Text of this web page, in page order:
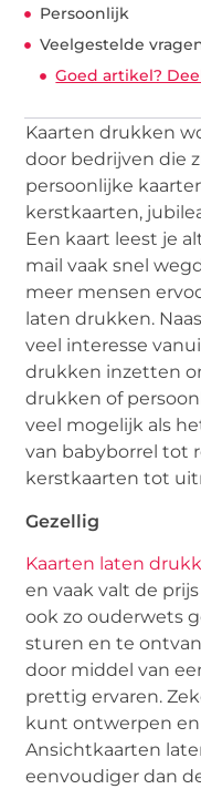
Persoonlijk
Veelgestelde
Goed artikel?
Kaarten drukken
door bedrijven die
persoonlijke
kerstkaarten,
Een kaart leest je
mail vaak snel
meer mensen
laten drukken.
veel interesse
drukken inzetten
drukken of
veel mogelijk als
van babyborrel tot
kerstkaarten tot
Gezellig
Kaarten laten
en vaak valt de
ook zo ouderwets
sturen en te
door middel van
prettig ervaren.
kunt ontwerpen
Ansichtkaarten
eenvoudiger dan